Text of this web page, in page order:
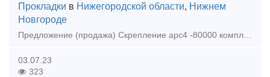
Прокладки в Нижегородской области, Нижнем
Новгороде
03.07.23
323